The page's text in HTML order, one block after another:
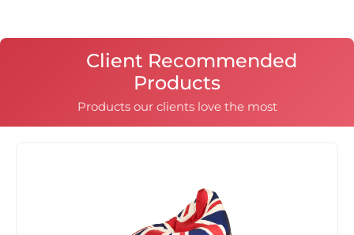
Client Recommended
Products
Products our clients love the most